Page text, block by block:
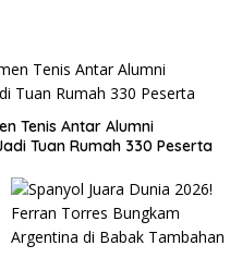
Tenis Antar Alumni
Tuan Rumah 330 Peserta